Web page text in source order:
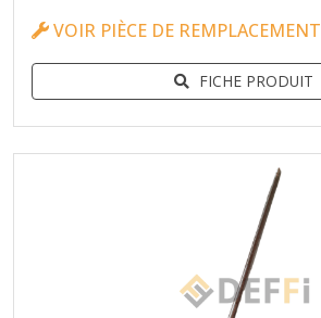
VOIR PIÈCE DE REMPLACEMENT
FICHE PRODUIT